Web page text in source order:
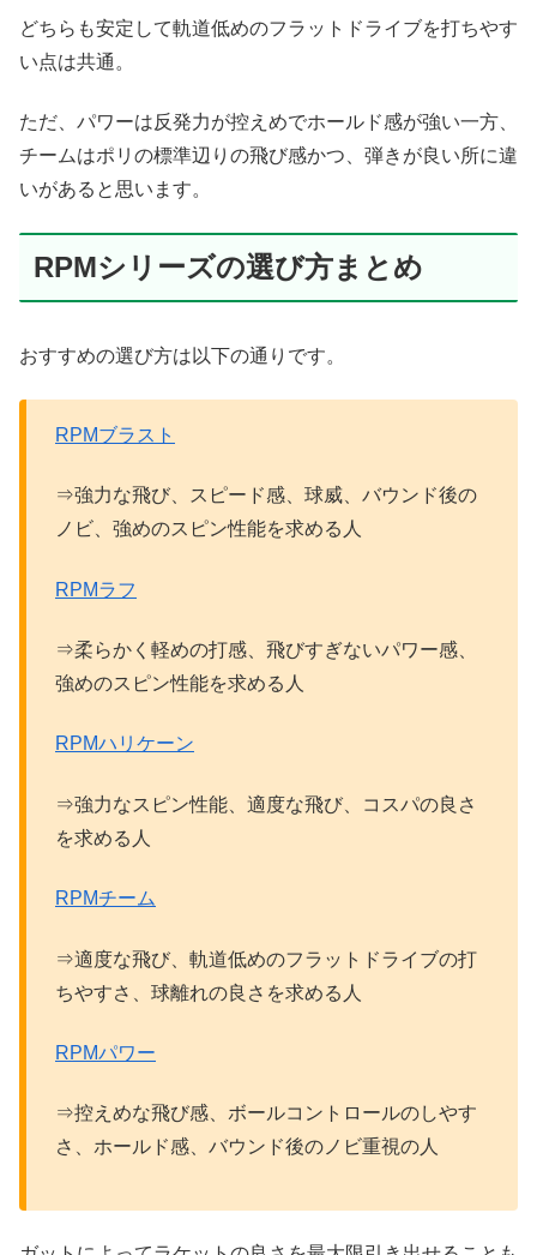
どちらも安定して軌道低めのフラットドライブを打ちやす
い点は共通。
ただ、パワーは反発力が控えめでホールド感が強い一方、
チームはポリの標準辺りの飛び感かつ、弾きが良い所に違
いがあると思います。
RPMシリーズの選び方まとめ
おすすめの選び方は以下の通りです。
RPMブラスト
⇒強力な飛び、スピード感、球威、バウンド後の
ノビ、強めのスピン性能を求める人
RPMラフ
⇒柔らかく軽めの打感、飛びすぎないパワー感、
強めのスピン性能を求める人
RPMハリケーン
⇒強力なスピン性能、適度な飛び、コスパの良さ
を求める人
RPMチーム
⇒適度な飛び、軌道低めのフラットドライブの打
ちやすさ、球離れの良さを求める人
RPMパワー
⇒控えめな飛び感、ボールコントロールのしやす
さ、ホールド感、バウンド後のノビ重視の人